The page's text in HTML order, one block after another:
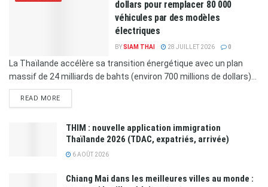
dollars pour remplacer 80 000
véhicules par des modèles
électriques
BYSIAM THAI 28 JUILLET 2026 0
La Thaïlande accélère sa transition énergétique avec un plan
massif de 24 milliards de bahts (environ 700 millions de dollars)...
READ MORE
THIM : nouvelle application immigration
Thaïlande 2026 (TDAC, expatriés, arrivée)
6 AOÛT 2026
Chiang Mai dans les meilleures villes au monde :